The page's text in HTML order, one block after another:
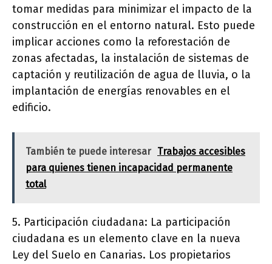
tomar medidas para minimizar el impacto de la
construcción en el entorno natural. Esto puede
implicar acciones como la reforestación de
zonas afectadas, la instalación de sistemas de
captación y reutilización de agua de lluvia, o la
implantación de energías renovables en el
edificio.
También te puede interesar Trabajos accesibles
para quienes tienen incapacidad permanente
total
5. Participación ciudadana: La participación
ciudadana es un elemento clave en la nueva
Ley del Suelo en Canarias. Los propietarios